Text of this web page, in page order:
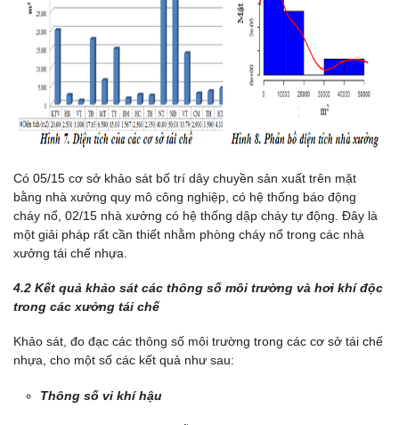
Có 05/15 cơ sở khảo sát bố trí dây chuyền sản xuất trên mặt
bằng nhà xưởng quy mô công nghiệp, có hệ thống báo động
cháy nổ, 02/15 nhà xưởng có hệ thống dập cháy tự động. Đây là
một giải pháp rất cần thiết nhằm phòng cháy nổ trong các nhà
xưởng tái chế nhựa.
4.2 Kết quả khảo sát các thông số môi trường và hơi khí độc
trong các xưởng tái chế
Khảo sát, đo đạc các thông số môi trường trong các cơ sở tái chế
nhựa, cho một số các kết quả như sau:
Thông số vi khí hậu